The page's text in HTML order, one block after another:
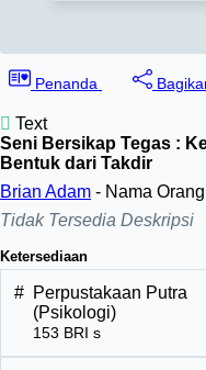
Penanda
Text
Seni Bersikap Tegas :
Bentuk dari Takdir
Brian Adam - Nama
Tidak Tersedia Deskripsi
Ketersediaan
# Perpustakaan Putra
(Psikologi)
153 BRI s